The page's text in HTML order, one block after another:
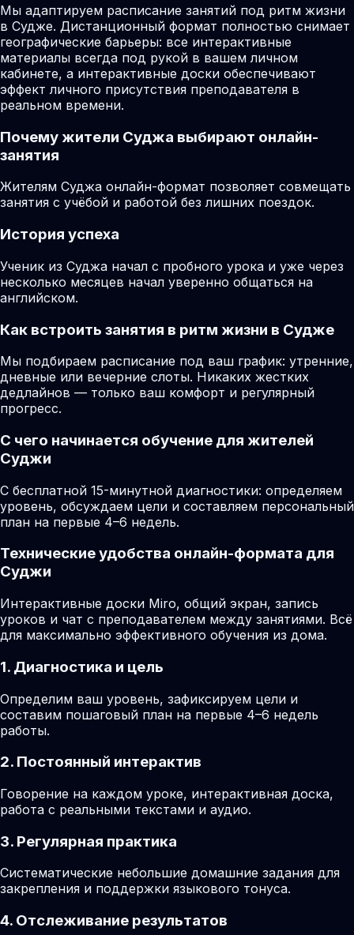
Мы адаптируем расписание занятий под ритм жизни
в Судже. Дистанционный формат полностью снимает
географические барьеры: все интерактивные
материалы всегда под рукой в вашем личном
кабинете, а интерактивные доски обеспечивают
эффект личного присутствия преподавателя в
реальном времени.
Почему жители Суджа выбирают онлайн-
занятия
Жителям Суджа онлайн-формат позволяет совмещать
занятия с учёбой и работой без лишних поездок.
История успеха
Ученик из Суджа начал с пробного урока и уже через
несколько месяцев начал уверенно общаться на
английском.
Как встроить занятия в ритм жизни в Судже
Мы подбираем расписание под ваш график: утренние,
дневные или вечерние слоты. Никаких жестких
дедлайнов — только ваш комфорт и регулярный
прогресс.
С чего начинается обучение для жителей
Суджи
С бесплатной 15-минутной диагностики: определяем
уровень, обсуждаем цели и составляем персональный
план на первые 4–6 недель.
Технические удобства онлайн-формата для
Суджи
Интерактивные доски Miro, общий экран, запись
уроков и чат с преподавателем между занятиями. Всё
для максимально эффективного обучения из дома.
1. Диагностика и цель
Определим ваш уровень, зафиксируем цели и
составим пошаговый план на первые 4–6 недель
работы.
2. Постоянный интерактив
Говорение на каждом уроке, интерактивная доска,
работа с реальными текстами и аудио.
3. Регулярная практика
Систематические небольшие домашние задания для
закрепления и поддержки языкового тонуса.
4. Отслеживание результатов